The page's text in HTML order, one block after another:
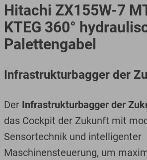
Hitachi ZX155W-7
KTEG 360°
Palettengabel
Infrastrukturbagger der
Der Infrastrukturbagger der
das Cockpit der Zukunft mit
Sensortechnik und intelligenter
Maschinensteuerung, um